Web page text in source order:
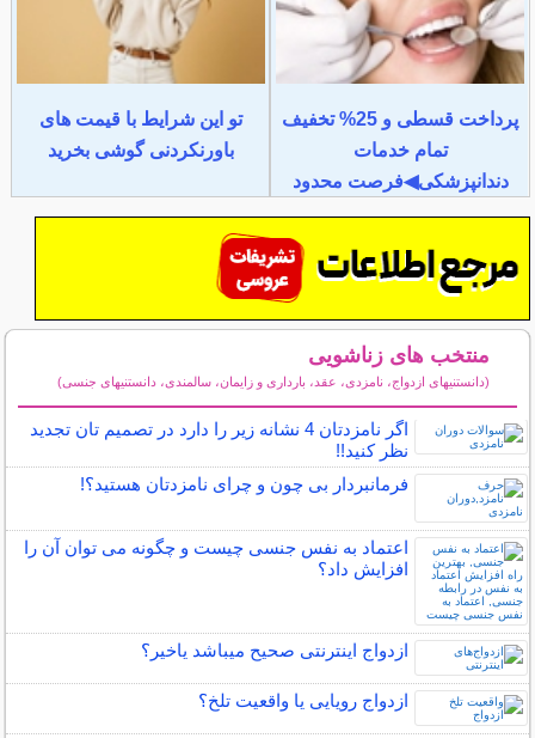
پرداخت قسطی و 25% تخفیف
تمام خدمات
دندانپزشکی◀فرصت محدود
تو این شرایط با قیمت های
باورنکردنی گوشی بخرید
منتخب های زناشویی
(دانستنیهای ازدواج، نامزدی، عقد، بارداری و زایمان، سالمندی، دانستنیهای جنسی)
اگر نامزدتان 4 نشانه زیر را دارد در تصمیم تان تجدید
نظر کنید!!
فرمانبردار بی چون و چرای نامزدتان هستید؟!
اعتماد به نفس جنسی چیست و چگونه می توان آن را
افزایش داد؟
ازدواج اینترنتی صحیح میباشد یاخیر؟
ازدواج رویایی یا واقعیت تلخ؟